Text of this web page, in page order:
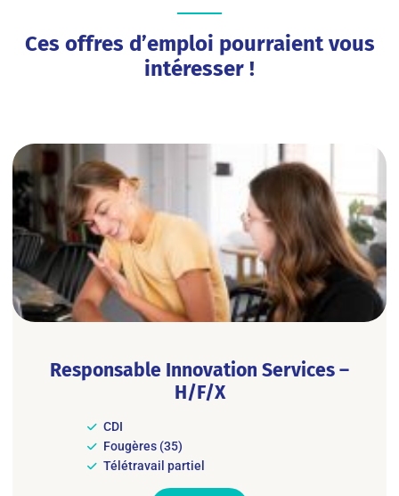
Ces offres d’emploi pourraient vous
intéresser !
Responsable Innovation Services –
H/F/X
CDI
Fougères (35)
Télétravail partiel